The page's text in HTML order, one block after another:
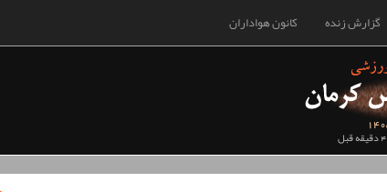
کانون هواداران گزارش زنده